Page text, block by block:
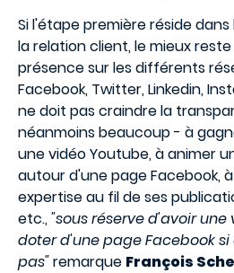
Si l'étape première réside dans
la relation client, le mieux
présence sur les différents
Facebook, Twitter, Linkedin,
ne doit pas craindre la
néanmoins beaucoup - à
une vidéo Youtube, à animer
autour d'une page Facebook,
expertise au fil de ses
etc.,"sous réserve d'avoir une
doter d'une page Facebook si
pas"remarque François